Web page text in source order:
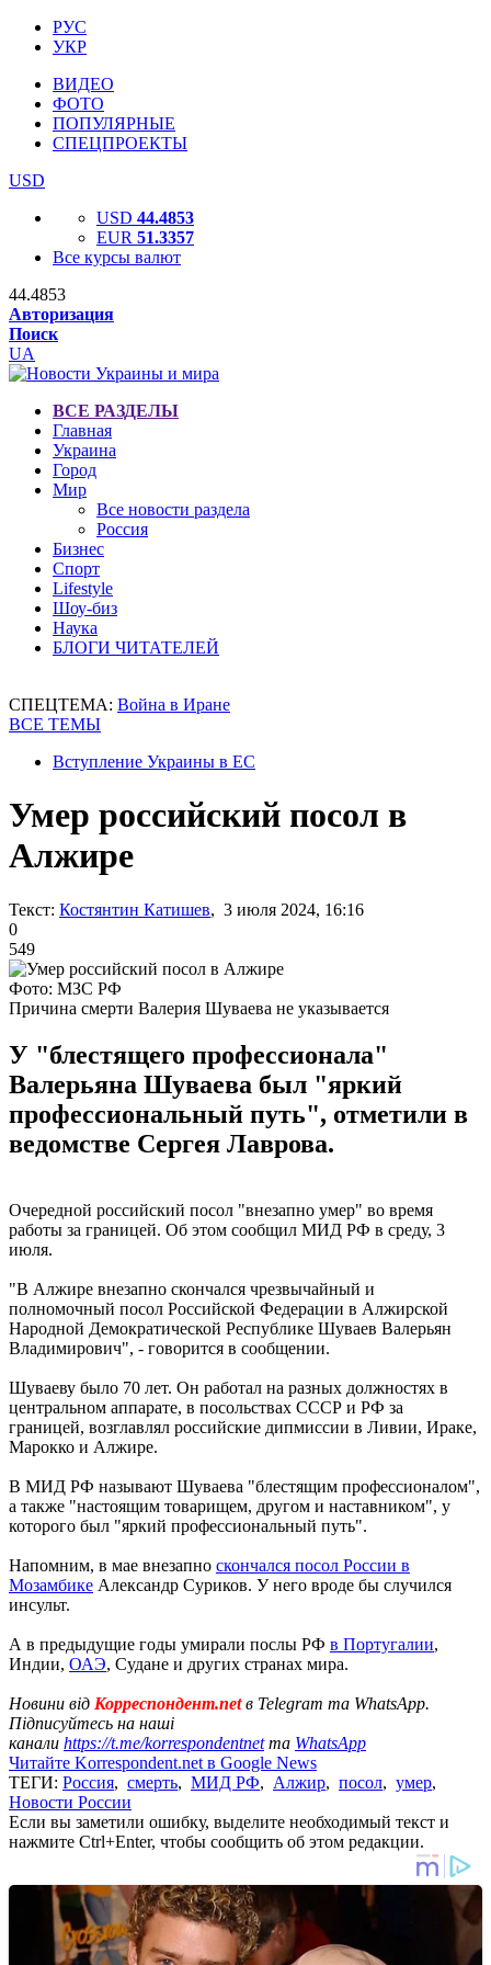
РУС
УКР
ВИДЕО
ФОТО
ПОПУЛЯРНЫЕ
СПЕЦПРОЕКТЫ
USD
USD 44.4853
EUR 51.3357
Все курсы валют
44.4853
Авторизация
Поиск
UA
ВСЕ РАЗДЕЛЫ
Главная
Украина
Город
Мир
Все новости раздела
Россия
Бизнес
Спорт
Lifestyle
Шоу-биз
Наука
БЛОГИ ЧИТАТЕЛЕЙ
СПЕЦТЕМА: Война в Иране
ВСЕ ТЕМЫ
Вступление Украины в ЕС
Умер российский посол в
Алжире
Текст: Костянтин Катишев, 3 июля 2024, 16:16
0
549
Фото: МЗС РФ
Причина смерти Валерия Шуваева не указывается
У "блестящего профессионала"
Валерьяна Шуваева был "яркий
профессиональный путь", отметили в
ведомстве Сергея Лаврова.
Очередной российский посол "внезапно умер" во время
работы за границей. Об этом сообщил МИД РФ в среду, 3
июля.
"В Алжире внезапно скончался чрезвычайный и
полномочный посол Российской Федерации в Алжирской
Народной Демократической Республике Шуваев Валерьян
Владимирович", - говорится в сообщении.
Шуваеву было 70 лет. Он работал на разных должностях в
центральном аппарате, в посольствах СССР и РФ за
границей, возглавлял российские дипмиссии в Ливии, Ираке,
Марокко и Алжире.
В МИД РФ называют Шуваева "блестящим профессионалом",
а также "настоящим товарищем, другом и наставником", у
которого был "яркий профессиональный путь".
Напомним, в мае внезапно скончался посол России в
Мозамбике Александр Суриков. У него вроде бы случился
инсульт.
А в предыдущие годы умирали послы РФ в Португалии,
Индии, ОАЭ, Судане и других странах мира.
Новини від Корреспондент.netв Telegram та WhatsApp.
Підписуйтесь на наші
канали https://t.me/korrespondentnetта WhatsApp
Читайте Korrespondent.net в Google News
ТЕГИ: Россия, смерть, МИД РФ, Алжир, посол, умер,
Новости России
Если вы заметили ошибку, выделите необходимый текст и
нажмите Ctrl+Enter, чтобы сообщить об этом редакции.